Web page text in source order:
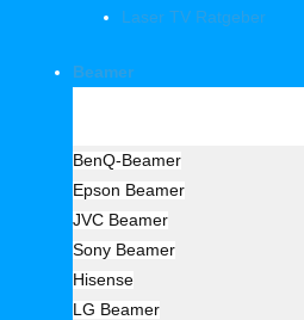
Laser TV Ratgeber
Beamer
BenQ-Beamer
Epson Beamer
JVC Beamer
Sony Beamer
Hisense
LG Beamer